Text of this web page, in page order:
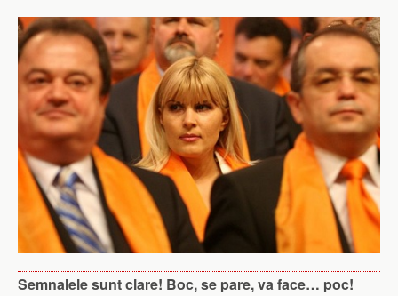
Semnalele sunt clare! Boc, se pare, va face… poc!